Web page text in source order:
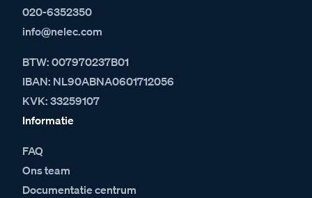
020-6352350
info@nelec.com
BTW: 007970237B01
IBAN: NL90ABNA0601712056
KVK: 33259107
Informatie
FAQ
Ons team
Documentatie centrum